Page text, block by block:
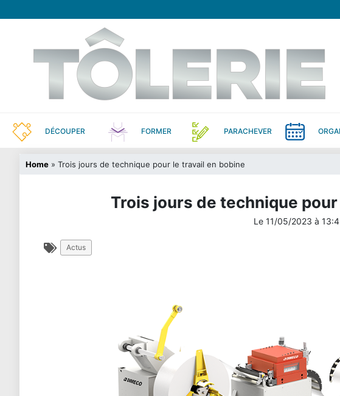
DÉCOUPER FORMER PARACHEVER
Home » Trois jours de technique pour le travail en bobine
Trois jours de technique
Le 11/05/2023 à
Actus